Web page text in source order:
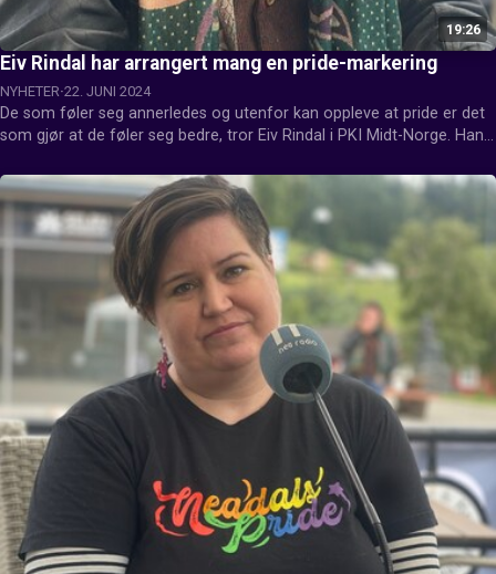
19:26
Eiv Rindal har arrangert mang en pride-markering
NYHETER 22. JUNI 2024
De som føler seg annerledes og utenfor kan oppleve at pride er det
som gjør at de føler seg bedre, tror Eiv Rindal i PKI Midt-Norge. Han